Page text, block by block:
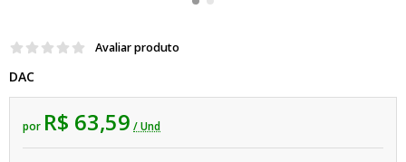
Avaliar produto
DAC
por R$ 63,59 / Und